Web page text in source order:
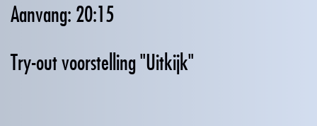
20:15
Try-out voorstelling "Uitkijk"